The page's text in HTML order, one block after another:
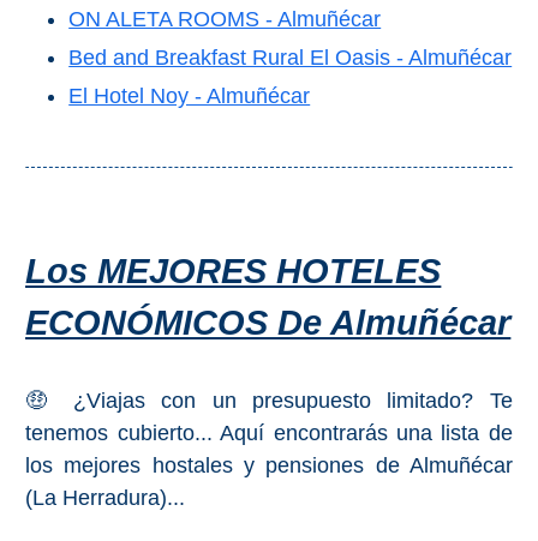
ON ALETA ROOMS - Almuñécar
Bed and Breakfast Rural El Oasis - Almuñécar
El Hotel Noy - Almuñécar
Los MEJORES HOTELES
ECONÓMICOS De Almuñécar
🤑 ¿Viajas con un presupuesto limitado? Te
tenemos cubierto... Aquí encontrarás una lista de
los mejores hostales y pensiones de Almuñécar
(La Herradura)...